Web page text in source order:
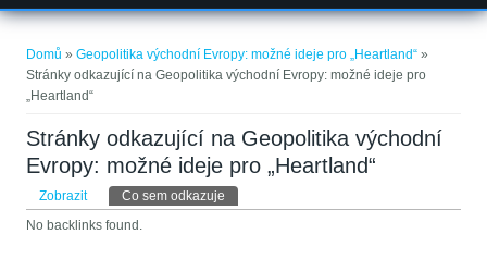
Jste zde
Domů »Geopolitika východní Evropy: možné ideje pro „Heartland“ »
Stránky odkazující na Geopolitika východní Evropy: možné ideje pro
„Heartland“
Stránky odkazující na Geopolitika východní
Evropy: možné ideje pro „Heartland“
Hlavní záložky
Zobrazit Co sem odkazuje
No backlinks found.